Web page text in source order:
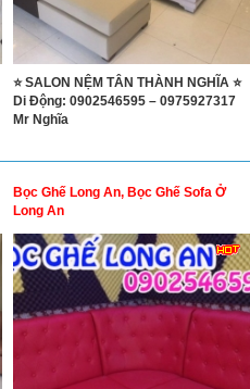
⭐ SALON NỆM TÂN THÀNH NGHĨA ⭐
Di Động: 0902546595 – 0975927317
Mr Nghĩa
Bọc Ghế Long An, Bọc Ghế Sofa Ở
Long An